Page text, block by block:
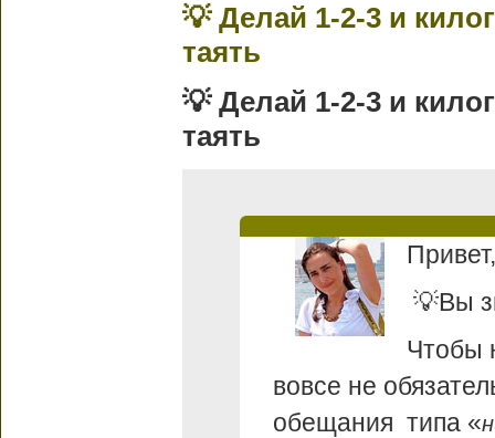
💡 Делай 1-2-3 и
таять
💡 Делай 1-2-3 и
таять
💡Вы
Чтобы
вовсе не
обещания типа «